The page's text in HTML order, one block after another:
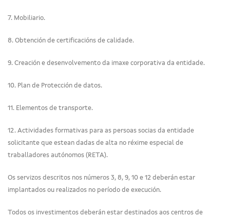
7. Mobiliario.
8. Obtención de certificacións de calidade.
9. Creación e desenvolvemento da imaxe corporativa da entidade.
10. Plan de Protección de datos.
11. Elementos de transporte.
12. Actividades formativas para as persoas socias da entidade
solicitante que estean dadas de alta no réxime especial de
traballadores autónomos (RETA).
Os servizos descritos nos números 3, 8, 9, 10 e 12 deberán estar
implantados ou realizados no período de execución.
Todos os investimentos deberán estar destinados aos centros de